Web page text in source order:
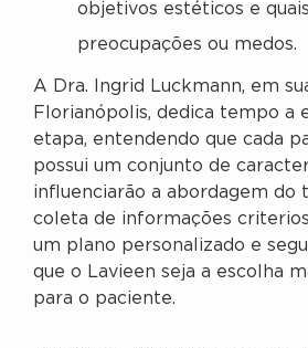
objetivos estéticos e
preocupações ou medos.
A Dra. Ingrid Luckmann, em
Florianópolis, dedica tempo a
etapa, entendendo que cada
possui um conjunto de
influenciarão a abordagem do
coleta de informações
um plano personalizado e
que o Lavieen seja a escolha
para o paciente.